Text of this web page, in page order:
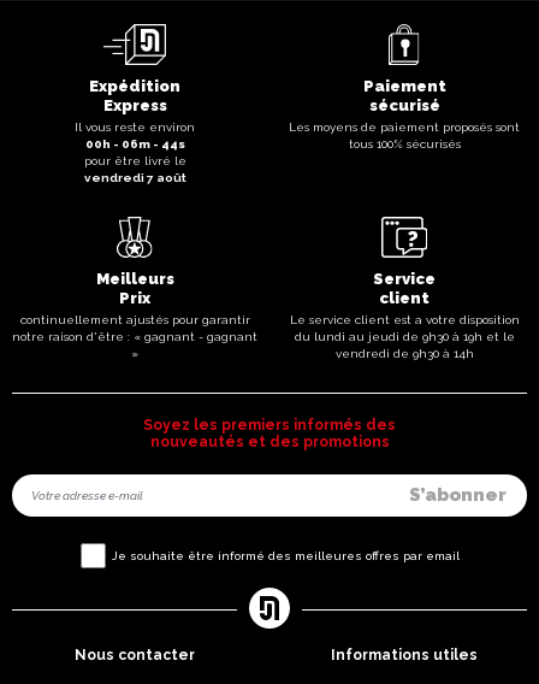
Expédition
Express
Il vous reste environ
00h - 06m - 44s
pour être livré le
vendredi 7 août
Paiement
sécurisé
Les moyens de paiement proposés sont
tous 100% sécurisés
Meilleurs
Prix
continuellement ajustés pour garantir
notre raison d'être : « gagnant - gagnant
»
Service
client
Le service client est a votre disposition
du lundi au jeudi de 9h30 à 19h et le
vendredi de 9h30 à 14h
Soyez les premiers informés des
nouveautés et des promotions
Je souhaite être informé des meilleures offres par email
Nous contacter Informations utiles